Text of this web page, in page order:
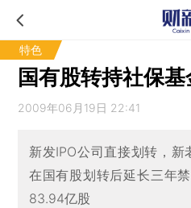
特色
国有股转持社保
2009年06月19日 22:41
新发IPO公司直接划转，新
在国有股划转后延长三年
83.94亿股